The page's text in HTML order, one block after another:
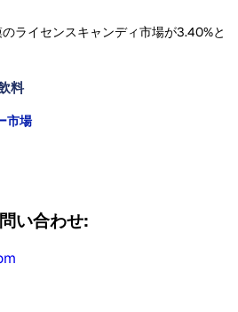
ライセンスキャンディ市場が3.40%と
料
市場
い合わせ: